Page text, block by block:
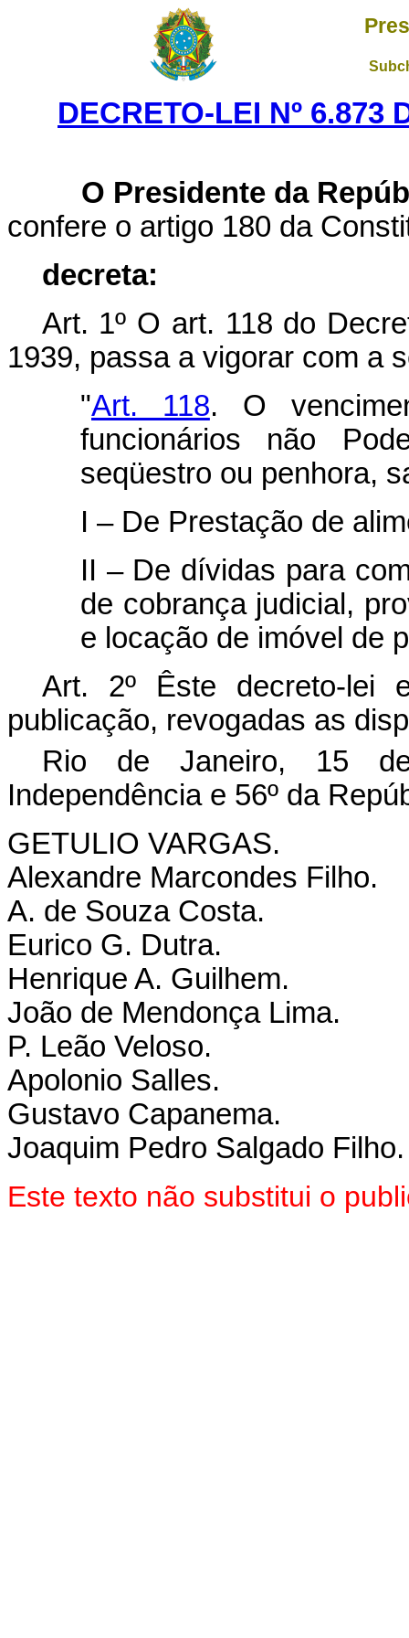
DECRETO-LEI Nº 6.873
O Presidente da
confere o artigo 180 da
decreta:
Art. 1º O art. 118 do
1939, passa a vigorar com a
"Art. 118. O
funcionários não
seqüestro ou penhora,
I – De Prestação de
II – De dívidas para
de cobrança judicial,
e locação de imóvel de
Art. 2º Êste decreto-lei
publicação, revogadas as
Rio de Janeiro, 15
Independência e 56º da
GETULIO VARGAS.
Alexandre Marcondes Filho.
A. de Souza Costa.
Eurico G. Dutra.
Henrique A. Guilhem.
João de Mendonça Lima.
P. Leão Veloso.
Apolonio Salles.
Gustavo Capanema.
Joaquim Pedro Salgado Filho.
Este texto não substitui o